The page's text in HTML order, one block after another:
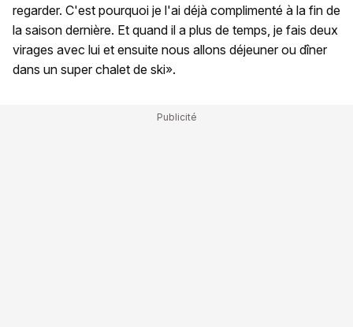
regarder. C'est pourquoi je l'ai déjà complimenté à la fin de
la saison dernière. Et quand il a plus de temps, je fais deux
virages avec lui et ensuite nous allons déjeuner ou dîner
dans un super chalet de ski».